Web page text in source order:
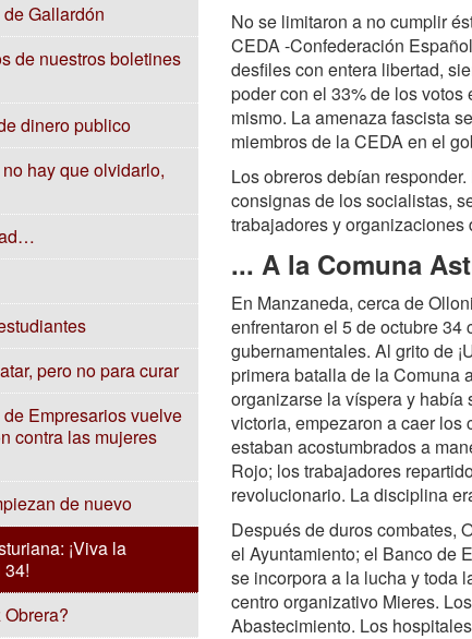
Gallardón
de nuestros boletines
dinero publico
hay que olvidarlo,
pero no para curar
Empresarios vuelve
contra las mujeres
de nuevo
¡Viva la
No se limitaron a no cumplir
CEDA -Confederación
desfiles con entera libertad,
poder con el 33% de los
mismo. La amenaza fascista
miembros de la CEDA en el
Los obreros debían
consignas de los socialistas,
trabajadores y organizaciones
... A la Comuna
En Manzaneda, cerca de
enfrentaron el 5 de octubre
gubernamentales. Al grito de
primera batalla de la Comuna
organizarse la víspera y
victoria, empezaron a caer los
estaban acostumbrados a
Rojo; los trabajadores
revolucionario. La disciplina
Después de duros combates,
el Ayuntamiento; el Banco de
se incorpora a la lucha y toda
centro organizativo Mieres.
Abastecimiento. Los